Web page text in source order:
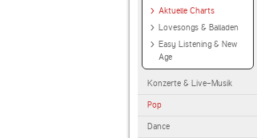
Aktuelle Charts
Lovesongs & Balladen
Easy Listening & New
Age
Konzerte & Live-Musik
Pop
Dance